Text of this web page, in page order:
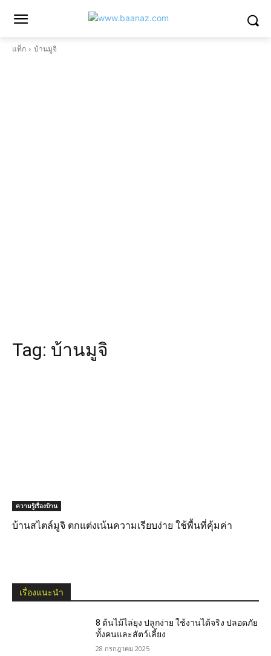
แท็ก บ้านมูจิ
Tag: บ้านมูจิ
ความรู้เรื่องบ้าน
บ้านสไตล์มูจิ ตกแต่งเน้นความเรียบง่าย ใช้พื้นที่คุ้มค่า
เรื่องแนะนำ
8 ต้นไม้ไล่ยุง ปลูกง่าย ใช้งานได้จริง ปลอดภัย
ทั้งคนและสัตว์เลี้ยง
28 กรกฎาคม 2025